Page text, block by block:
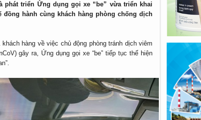
triển Ứng dụng gọi xe “be” vừa triển khai
hành cùng khách hàng phòng chống dịch
hàng về việc chủ động phòng tránh dịch viêm
gây ra, Ứng dụng gọi xe “be” tiếp tục thể hiện